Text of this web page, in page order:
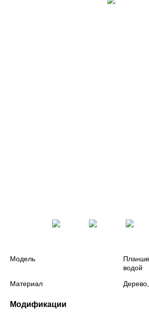
Модель
водой
Материал
Модификации